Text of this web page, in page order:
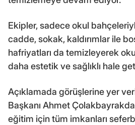
Ekipler, sadece okul
cadde, sokak, kaldırımlar ile
hafriyatları da temizleyerek
daha estetik ve sağlıklı hale
Açıklamada görüşlerine yer
Başkanı Ahmet
eğitim için tüm imkanları